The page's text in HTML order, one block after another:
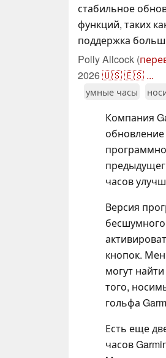
стабильное
функций, таких
поддержка
Polly Allcock (
2026🇺🇸🇪🇸 ...
умные часы
Компания
часов
Версия
кнопок.
могут
того,
гольфа
Есть еще
часов